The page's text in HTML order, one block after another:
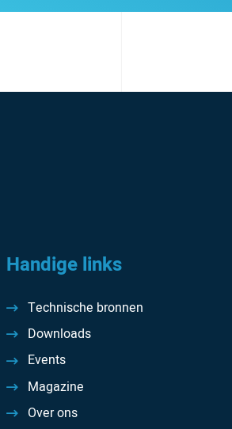
Handige links
Technische bronnen
Downloads
Events
Magazine
Over ons